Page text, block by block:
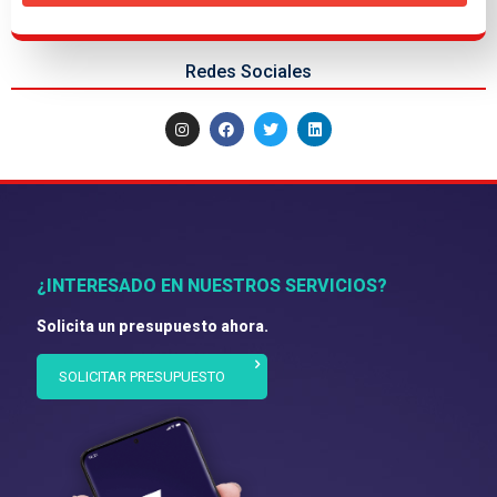
Redes Sociales
¿INTERESADO EN NUESTROS SERVICIOS?
Solicita un presupuesto ahora.
SOLICITAR PRESUPUESTO